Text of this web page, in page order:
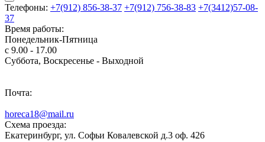
Телефоны: +7(912) 856-38-37 +7(912) 756-38-83 +7(3412)57-08-
37
Время работы:
Понедельник-Пятница
с 9.00 - 17.00
Суббота, Воскресенье - Выходной
Почта:
horeca18@mail.ru
Схема проезда:
Екатеринбург, ул. Софьи Ковалевской д.3 оф. 426